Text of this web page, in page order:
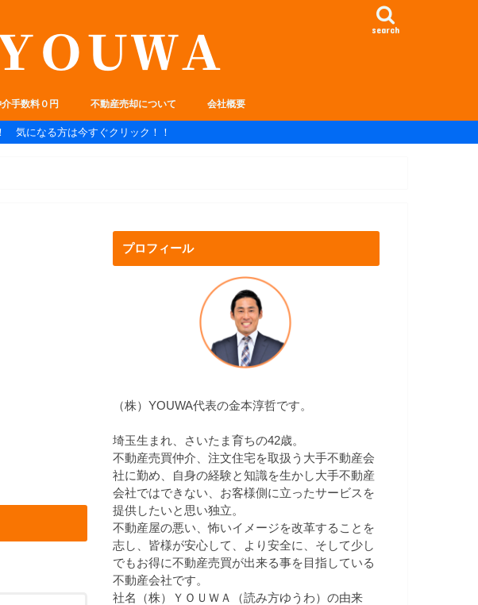
search
手数料０円 不動産売却について 会社概要
気になる方は今すぐクリック！！
プロフィール
（株）YOUWA代表の金本淳哲です。
埼玉生まれ、さいたま育ちの42歳。
不動産売買仲介、注文住宅を取扱う大手不動産会
社に勤め、自身の経験と知識を生かし大手不動産
会社ではできない、お客様側に立ったサービスを
提供したいと思い独立。
不動産屋の悪い、怖いイメージを改革することを
志し、皆様が安心して、より安全に、そして少し
でもお得に不動産売買が出来る事を目指している
不動産会社です。
社名（株）ＹＯＵＷＡ（読み方ゆうわ）の由来